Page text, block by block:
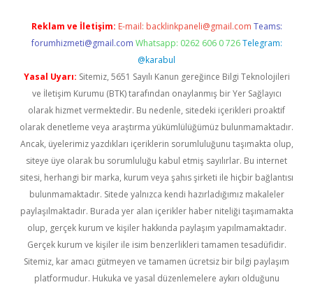
Reklam ve İletişim: E-mail: backlinkpaneli@gmail.com Teams:
forumhizmeti@gmail.com Whatsapp: 0262 606 0 726 Telegram:
@karabul
Yasal Uyarı: Sitemiz, 5651 Sayılı Kanun gereğince Bilgi Teknolojileri
ve İletişim Kurumu (BTK) tarafından onaylanmış bir Yer Sağlayıcı
olarak hizmet vermektedir. Bu nedenle, sitedeki içerikleri proaktif
olarak denetleme veya araştırma yükümlülüğümüz bulunmamaktadır.
Ancak, üyelerimiz yazdıkları içeriklerin sorumluluğunu taşımakta olup,
siteye üye olarak bu sorumluluğu kabul etmiş sayılırlar. Bu internet
sitesi, herhangi bir marka, kurum veya şahıs şirketi ile hiçbir bağlantısı
bulunmamaktadır. Sitede yalnızca kendi hazırladığımız makaleler
paylaşılmaktadır. Burada yer alan içerikler haber niteliği taşımamakta
olup, gerçek kurum ve kişiler hakkında paylaşım yapılmamaktadır.
Gerçek kurum ve kişiler ile isim benzerlikleri tamamen tesadüfidir.
Sitemiz, kar amacı gütmeyen ve tamamen ücretsiz bir bilgi paylaşım
platformudur. Hukuka ve yasal düzenlemelere aykırı olduğunu